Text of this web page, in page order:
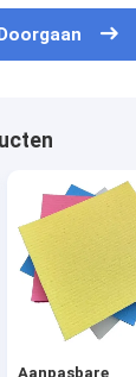
Aanpasbare